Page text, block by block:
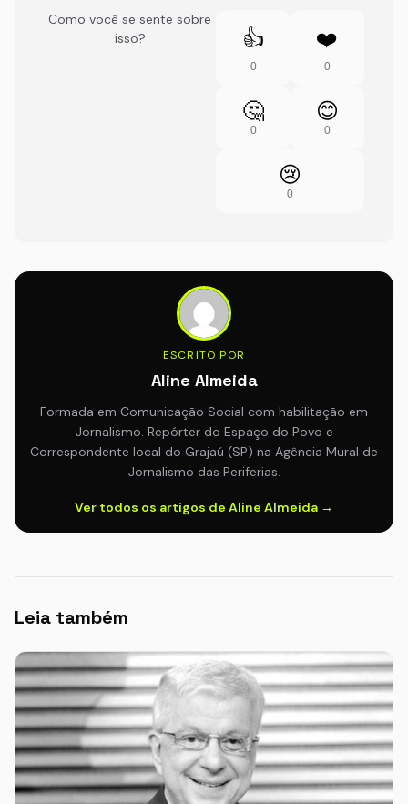
Como você se sente sobre
isso?
👍
0
❤️
0
🤔
0
😊
0
😢
0
ESCRITO POR
Aline Almeida
Formada em Comunicação Social com habilitação em
Jornalismo. Repórter do Espaço do Povo e
Correspondente local do Grajaú (SP) na Agência Mural de
Jornalismo das Periferias.
Ver todos os artigos de Aline Almeida →
Leia também